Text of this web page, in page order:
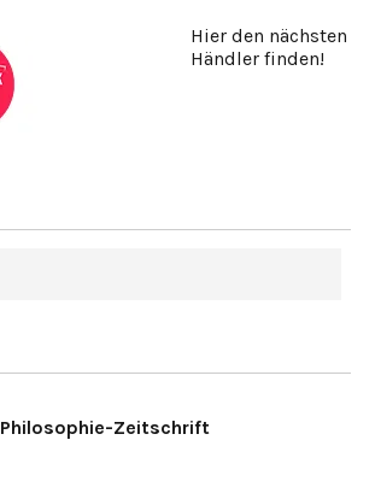
Hier den nächsten
Händler finden!
Philosophie-Zeitschrift